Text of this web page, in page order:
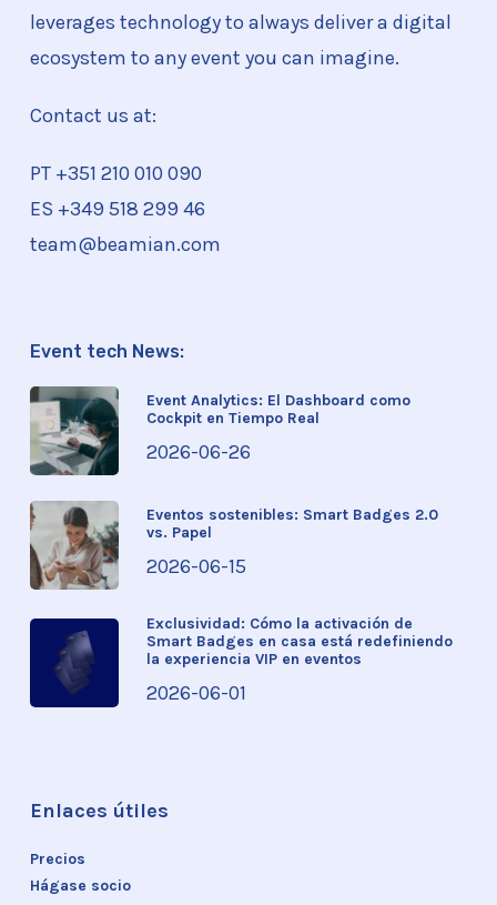
leverages technology to always deliver a digital
ecosystem to any event you can imagine.
Contact us at:
PT +351 210 010 090
ES +349 518 299 46
team@beamian.com
Event tech News:
Event Analytics: El Dashboard como
Cockpit en Tiempo Real
2026-06-26
Eventos sostenibles: Smart Badges 2.0
vs. Papel
2026-06-15
Exclusividad: Cómo la activación de
Smart Badges en casa está redefiniendo
la experiencia VIP en eventos
2026-06-01
Enlaces útiles
Precios
Hágase socio